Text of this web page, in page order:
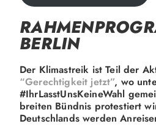
BERLIN
Der Klimastreik ist Teil der
“Gerechtigkeit jetzt”, wo
#IhrLasstUnsKeineWahl
breiten Bündnis protestiert
Deutschlands werden